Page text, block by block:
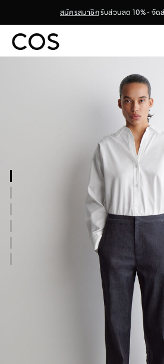
สมัครสมาชิกรับส่วนลด 10% - จัด